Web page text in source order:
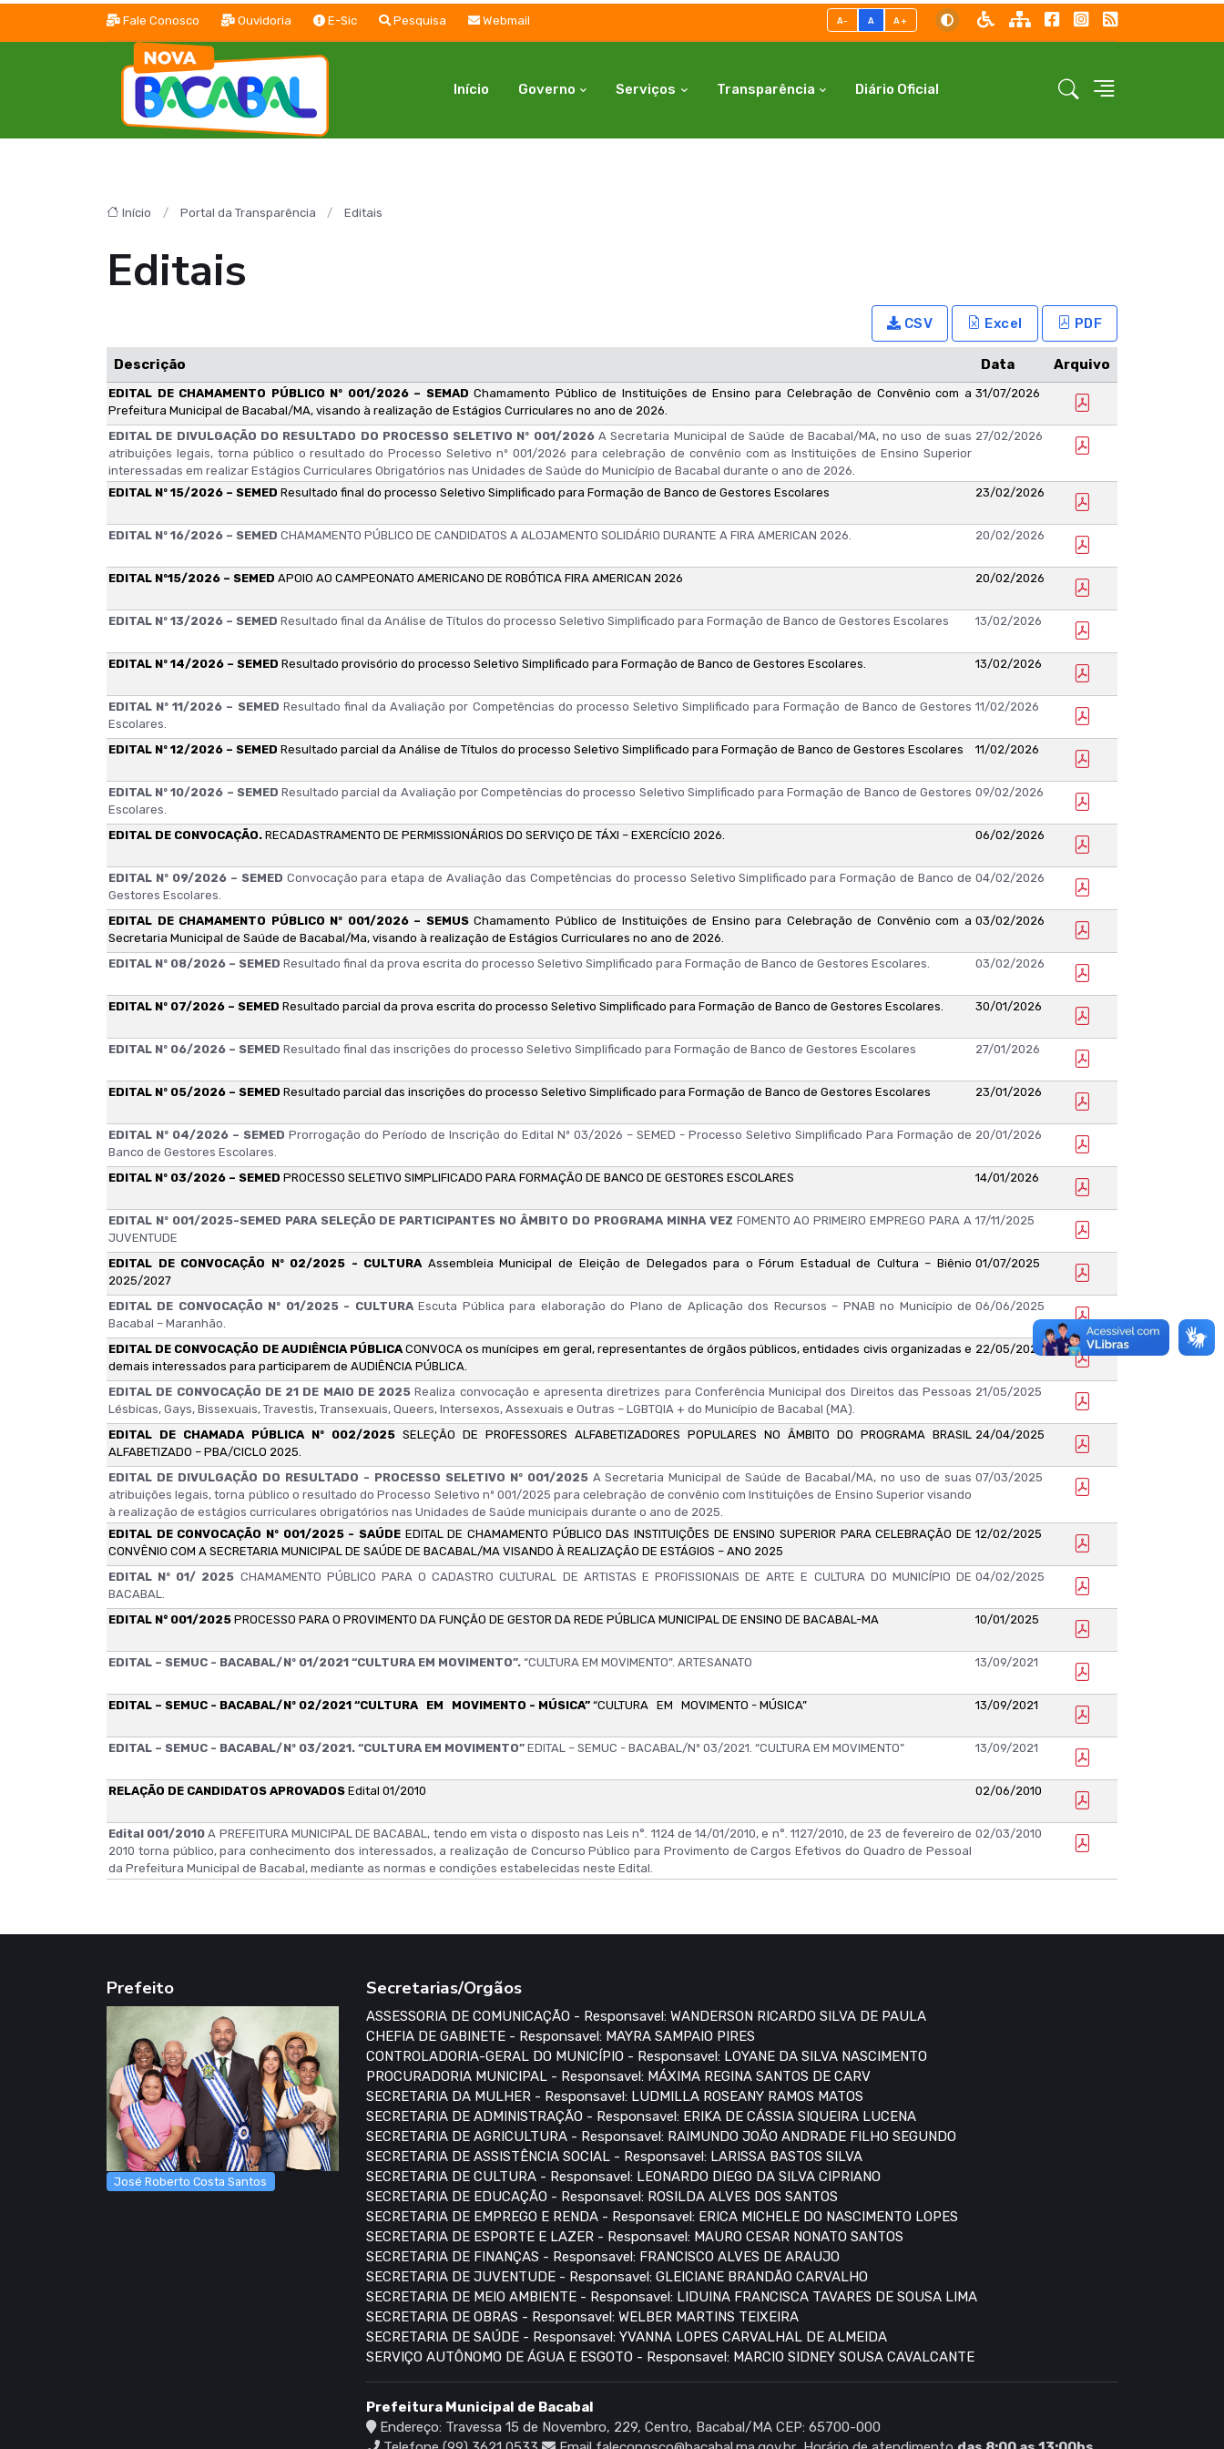
Fale Conosco Ouvidoria E-Sic Pesquisa Webmail A- A A+
Início Governo Serviços Transparência Diário Oficial
Início Portal da Transparência Editais
Editais
CSV Excel PDF
Descrição Data Arquivo
EDITAL DE CHAMAMENTO PÚBLICO Nº 001/2026 – SEMADChamamento Público de Instituições de Ensino para Celebração de Convênio com a
Prefeitura Municipal de Bacabal/MA, visando à realização de Estágios Curriculares no ano de 2026.
31/07/2026
EDITAL DE DIVULGAÇÃO DO RESULTADO DO PROCESSO SELETIVO Nº 001/2026 A Secretaria Municipal de Saúde de Bacabal/MA, no uso de suas
atribuições legais, torna público o resultado do Processo Seletivo nº 001/2026 para celebração de convênio com as Instituições de Ensino Superior
interessadas em realizar Estágios Curriculares Obrigatórios nas Unidades de Saúde do Município de Bacabal durante o ano de 2026.
27/02/2026
EDITAL Nº 15/2026 – SEMED Resultado final do processo Seletivo Simplificado para Formação de Banco de Gestores Escolares 23/02/2026
EDITAL Nº 16/2026 – SEMED CHAMAMENTO PÚBLICO DE CANDIDATOS A ALOJAMENTO SOLIDÁRIO DURANTE A FIRA AMERICAN 2026. 20/02/2026
EDITAL Nº15/2026 – SEMED APOIO AO CAMPEONATO AMERICANO DE ROBÓTICA FIRA AMERICAN 2026 20/02/2026
EDITAL Nº 13/2026 – SEMED Resultado final da Análise de Títulos do processo Seletivo Simplificado para Formação de Banco de Gestores Escolares 13/02/2026
EDITAL Nº 14/2026 – SEMED Resultado provisório do processo Seletivo Simplificado para Formação de Banco de Gestores Escolares. 13/02/2026
EDITAL Nº 11/2026 – SEMED Resultado final da Avaliação por Competências do processo Seletivo Simplificado para Formação de Banco de Gestores
Escolares.
11/02/2026
EDITAL Nº 12/2026 – SEMED Resultado parcial da Análise de Títulos do processo Seletivo Simplificado para Formação de Banco de Gestores Escolares 11/02/2026
EDITAL Nº 10/2026 – SEMED Resultado parcial da Avaliação por Competências do processo Seletivo Simplificado para Formação de Banco de Gestores
Escolares.
09/02/2026
EDITAL DE CONVOCAÇÃO. RECADASTRAMENTO DE PERMISSIONÁRIOS DO SERVIÇO DE TÁXI – EXERCÍCIO 2026. 06/02/2026
EDITAL Nº 09/2026 – SEMED Convocação para etapa de Avaliação das Competências do processo Seletivo Simplificado para Formação de Banco de
Gestores Escolares.
04/02/2026
EDITAL DE CHAMAMENTO PÚBLICO Nº 001/2026 – SEMUSChamamento Público de Instituições de Ensino para Celebração de Convênio com a
Secretaria Municipal de Saúde de Bacabal/Ma, visando à realização de Estágios Curriculares no ano de 2026.
03/02/2026
EDITAL Nº 08/2026 – SEMED Resultado final da prova escrita do processo Seletivo Simplificado para Formação de Banco de Gestores Escolares. 03/02/2026
EDITAL Nº 07/2026 – SEMED Resultado parcial da prova escrita do processo Seletivo Simplificado para Formação de Banco de Gestores Escolares. 30/01/2026
EDITAL Nº 06/2026 – SEMED Resultado final das inscrições do processo Seletivo Simplificado para Formação de Banco de Gestores Escolares 27/01/2026
EDITAL Nº 05/2026 – SEMED Resultado parcial das inscrições do processo Seletivo Simplificado para Formação de Banco de Gestores Escolares 23/01/2026
EDITAL Nº 04/2026 – SEMED Prorrogação do Período de Inscrição do Edital Nº 03/2026 – SEMED - Processo Seletivo Simplificado Para Formação de
Banco de Gestores Escolares.
20/01/2026
EDITAL Nº 03/2026 – SEMED PROCESSO SELETIVO SIMPLIFICADO PARA FORMAÇÃO DE BANCO DE GESTORES ESCOLARES 14/01/2026
EDITAL Nº 001/2025-SEMED PARA SELEÇÃO DE PARTICIPANTES NO ÂMBITO DO PROGRAMA MINHA VEZ FOMENTO AO PRIMEIRO EMPREGO PARA A
JUVENTUDE
17/11/2025
EDITAL DE CONVOCAÇÃO Nº 02/2025 - CULTURA Assembleia Municipal de Eleição de Delegados para o Fórum Estadual de Cultura – Biênio
2025/2027
01/07/2025
EDITAL DE CONVOCAÇÃO Nº 01/2025 - CULTURAEscuta Pública para elaboração do Plano de Aplicação dos Recursos – PNAB no Município de
Bacabal – Maranhão.
06/06/2025
EDITAL DE CONVOCAÇÃO DE AUDIÊNCIA PÚBLICA CONVOCA os munícipes em geral, representantes de órgãos públicos, entidades civis organizadas e
demais interessados para participarem de AUDIÊNCIA PÚBLICA.
22/05/2025
EDITAL DE CONVOCAÇÃO DE 21 DE MAIO DE 2025Realiza convocação e apresenta diretrizes para Conferência Municipal dos Direitos das Pessoas
Lésbicas, Gays, Bissexuais, Travestis, Transexuais, Queers, Intersexos, Assexuais e Outras – LGBTQIA + do Município de Bacabal (MA).
21/05/2025
EDITAL DE CHAMADA PÚBLICA Nº 002/2025 SELEÇÃO DE PROFESSORES ALFABETIZADORES POPULARES NO ÂMBITO DO PROGRAMA BRASIL
ALFABETIZADO – PBA/CICLO 2025.
24/04/2025
EDITAL DE DIVULGAÇÃO DO RESULTADO - PROCESSO SELETIVO Nº 001/2025 A Secretaria Municipal de Saúde de Bacabal/MA, no uso de suas
atribuições legais, torna público o resultado do Processo Seletivo nº 001/2025 para celebração de convênio com Instituições de Ensino Superior visando
à realização de estágios curriculares obrigatórios nas Unidades de Saúde municipais durante o ano de 2025.
07/03/2025
EDITAL DE CONVOCAÇÃO Nº 001/2025 - SAÚDE EDITAL DE CHAMAMENTO PÚBLICO DAS INSTITUIÇÕES DE ENSINO SUPERIOR PARA CELEBRAÇÃO DE
CONVÊNIO COM A SECRETARIA MUNICIPAL DE SAÚDE DE BACABAL/MA VISANDO À REALIZAÇÃO DE ESTÁGIOS – ANO 2025
12/02/2025
EDITAL Nº 01/ 2025 CHAMAMENTO PÚBLICO PARA O CADASTRO CULTURAL DE ARTISTAS E PROFISSIONAIS DE ARTE E CULTURA DO MUNICÍPIO DE
BACABAL.
04/02/2025
EDITAL N° 001/2025 PROCESSO PARA O PROVIMENTO DA FUNÇÃO DE GESTOR DA REDE PÚBLICA MUNICIPAL DE ENSINO DE BACABAL-MA 10/01/2025
EDITAL – SEMUC - BACABAL/Nº 01/2021 “CULTURA EM MOVIMENTO”. “CULTURA EM MOVIMENTO”. ARTESANATO 13/09/2021
EDITAL – SEMUC - BACABAL/Nº 02/2021 “CULTURA EM MOVIMENTO - MÚSICA” “CULTURA EM MOVIMENTO - MÚSICA” 13/09/2021
EDITAL – SEMUC - BACABAL/Nº 03/2021. “CULTURA EM MOVIMENTO” EDITAL – SEMUC - BACABAL/Nº 03/2021. “CULTURA EM MOVIMENTO” 13/09/2021
RELAÇÃO DE CANDIDATOS APROVADOS Edital 01/2010 02/06/2010
Edital 001/2010A PREFEITURA MUNICIPAL DE BACABAL, tendo em vista o disposto nas Leis n°. 1124 de 14/01/2010, e n°. 1127/2010, de 23 de fevereiro de
2010 torna público, para conhecimento dos interessados, a realização de Concurso Público para Provimento de Cargos Efetivos do Quadro de Pessoal
da Prefeitura Municipal de Bacabal, mediante as normas e condições estabelecidas neste Edital.
02/03/2010
Prefeito
José Roberto Costa Santos
Secretarias/Orgãos
ASSESSORIA DE COMUNICAÇÃO - Responsavel: WANDERSON RICARDO SILVA DE PAULA
CHEFIA DE GABINETE - Responsavel: MAYRA SAMPAIO PIRES
CONTROLADORIA-GERAL DO MUNICÍPIO - Responsavel: LOYANE DA SILVA NASCIMENTO
PROCURADORIA MUNICIPAL - Responsavel: MÁXIMA REGINA SANTOS DE CARV
SECRETARIA DA MULHER - Responsavel: LUDMILLA ROSEANY RAMOS MATOS
SECRETARIA DE ADMINISTRAÇÃO - Responsavel: ERIKA DE CÁSSIA SIQUEIRA LUCENA
SECRETARIA DE AGRICULTURA - Responsavel: RAIMUNDO JOÃO ANDRADE FILHO SEGUNDO
SECRETARIA DE ASSISTÊNCIA SOCIAL - Responsavel: LARISSA BASTOS SILVA
SECRETARIA DE CULTURA - Responsavel: LEONARDO DIEGO DA SILVA CIPRIANO
SECRETARIA DE EDUCAÇÃO - Responsavel: ROSILDA ALVES DOS SANTOS
SECRETARIA DE EMPREGO E RENDA - Responsavel: ERICA MICHELE DO NASCIMENTO LOPES
SECRETARIA DE ESPORTE E LAZER - Responsavel: MAURO CESAR NONATO SANTOS
SECRETARIA DE FINANÇAS - Responsavel: FRANCISCO ALVES DE ARAUJO
SECRETARIA DE JUVENTUDE - Responsavel: GLEICIANE BRANDÃO CARVALHO
SECRETARIA DE MEIO AMBIENTE - Responsavel: LIDUINA FRANCISCA TAVARES DE SOUSA LIMA
SECRETARIA DE OBRAS - Responsavel: WELBER MARTINS TEIXEIRA
SECRETARIA DE SAÚDE - Responsavel: YVANNA LOPES CARVALHAL DE ALMEIDA
SERVIÇO AUTÔNOMO DE ÁGUA E ESGOTO - Responsavel: MARCIO SIDNEY SOUSA CAVALCANTE
Prefeitura Municipal de Bacabal
Endereço: Travessa 15 de Novembro, 229, Centro, Bacabal/MA CEP: 65700-000